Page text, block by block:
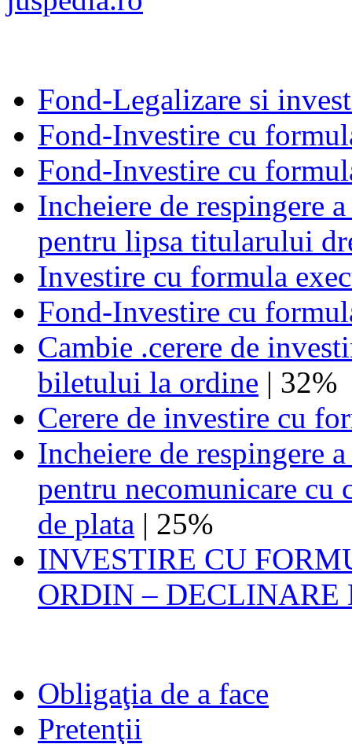
Fond-Legalizare si
Fond-Investire cu
Fond-Investire cu
Incheiere de respingere
pentru lipsa titularului
Investire cu formula
Fond-Investire cu
Cambie .cerere de
biletului la ordine | 32%
Cerere de investire cu
Incheiere de respingere
pentru necomunicare cu
de plata | 25%
INVESTIRE CU
ORDIN – DECLINARE
Obligaţia de a face
Pretenţii